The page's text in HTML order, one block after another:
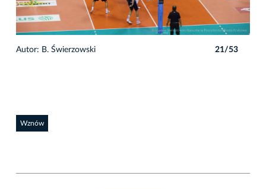
Autor: B. Świerzowski 21/53
Wznów